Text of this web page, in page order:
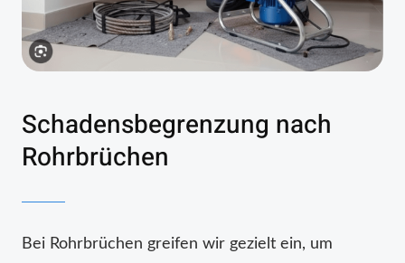
Schadensbegrenzung nach
Rohrbrüchen
Bei Rohrbrüchen greifen wir gezielt ein, um